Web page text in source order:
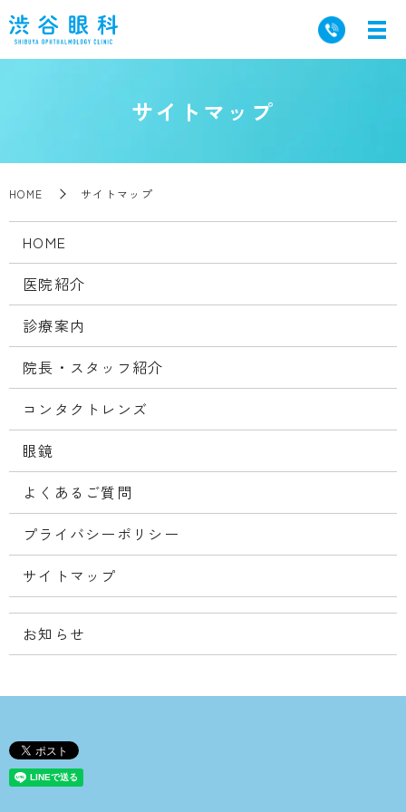
サイトマップ
HOME サイトマップ
HOME
医院紹介
診療案内
院長・スタッフ紹介
コンタクトレンズ
眼鏡
よくあるご質問
プライバシーポリシー
サイトマップ
お知らせ